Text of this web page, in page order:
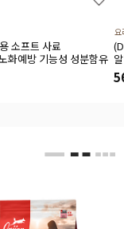
소프트 사료
화예방 기능성 성분함유
요